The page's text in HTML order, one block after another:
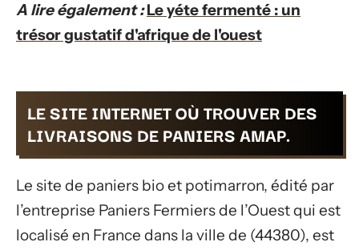
A lire également : Le yéte fermenté : un
trésor gustatif d'afrique de l'ouest
LE SITE INTERNET OÙ TROUVER DES
LIVRAISONS DE PANIERS AMAP.
Le site de paniers bio et potimarron, édité par
l’entreprise Paniers Fermiers de l’Ouest qui est
localisé en France dans la ville de (44380), est